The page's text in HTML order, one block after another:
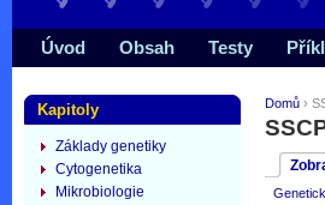
Domů ›
Úvod Obsah Testy
Kapitoly
Základy genetiky
Cytogenetika
Mikrobiologie